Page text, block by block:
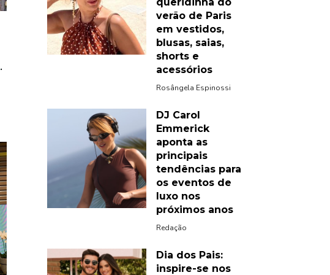
.
verão de Paris
em vestidos,
blusas, saias,
shorts e
acessórios
Rosângela Espinossi
DJ Carol
Emmerick
aponta as
principais
tendências para
os eventos de
luxo nos
próximos anos
Redação
Dia dos Pais:
inspire-se nos